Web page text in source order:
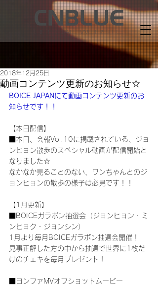
動画コンテンツ更新のお知らせ☆
2018年12月25日
BOICE JAPANにて動画コンテンツ更新のお
知らせです！！
【本日配信】
■本日、会報Vol.10に掲載されている、ジョ
ンヒョン散歩のスペシャル動画が配信開始と
なりました☆
なかなか見ることのない、ワンちゃんとのジ
ョンヒョンの散歩の様子は必見です！！
【1月更新】
■BOICEガラポン抽選会（ジョンヒョン・ミ
ンヒョク・ジョンシン）
1月より毎月BOICEガラポン抽選会開催！
見事正解した方の中から抽選で世界に1枚だ
けのチェキを毎月プレゼント！
■ヨンファMVオフショットムービー